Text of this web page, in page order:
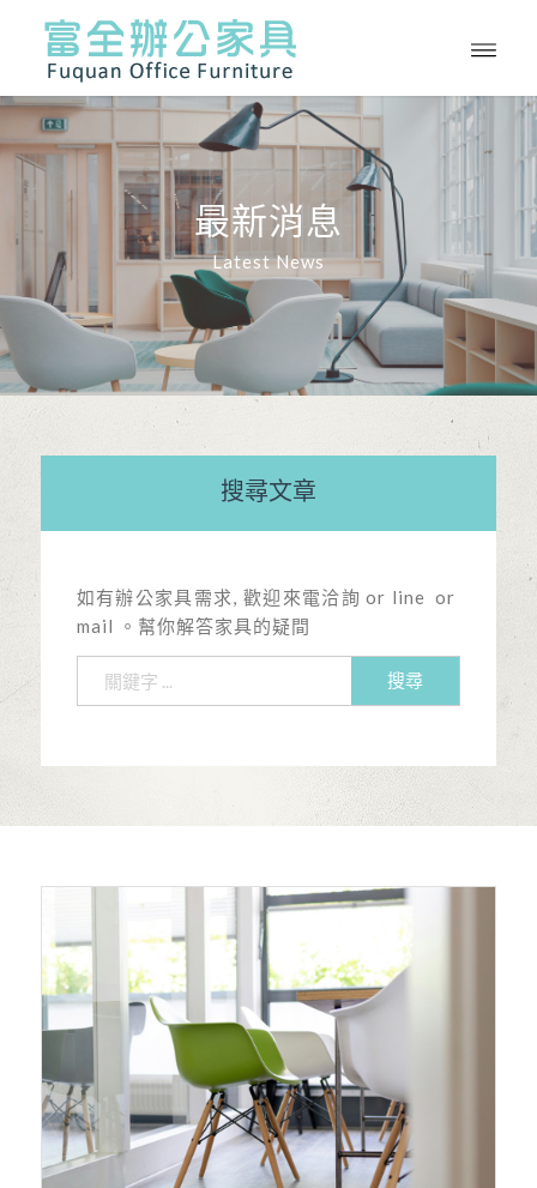
最新消息
Latest News
搜尋文章
如有辦公家具需求, 歡迎來電洽詢 or line or
mail 。幫你解答家具的疑間